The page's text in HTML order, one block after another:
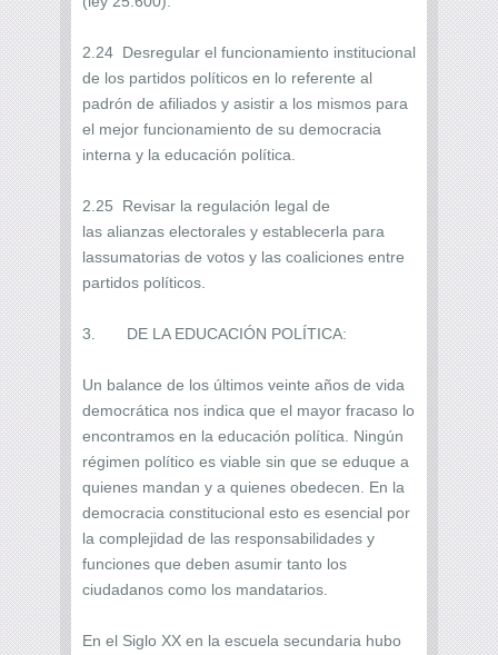
2.24 Desregular el funcionamiento institucional
de los partidos políticos en lo referente al
padrón de afiliados y asistir a los mismos para
el mejor funcionamiento de su democracia
interna y la educación política.
2.25 Revisar la regulación legal de
las alianzas electorales y establecerla para
lassumatorias de votos y las coaliciones entre
partidos políticos.
3. DE LA EDUCACIÓN POLÍTICA:
Un balance de los últimos veinte años de vida
democrática nos indica que el mayor fracaso lo
encontramos en la educación política. Ningún
régimen político es viable sin que se eduque a
quienes mandan y a quienes obedecen. En la
democracia constitucional esto es esencial por
la complejidad de las responsabilidades y
funciones que deben asumir tanto los
ciudadanos como los mandatarios.
En el Siglo XX en la escuela secundaria hubo